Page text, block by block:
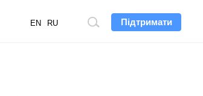
Підтримати
Пошук
EN RU